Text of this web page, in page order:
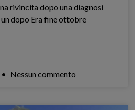
rivincita dopo una diagnosi
un dopo Era fine ottobre
Nessun commento